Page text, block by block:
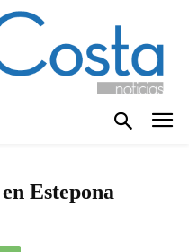
Estepona